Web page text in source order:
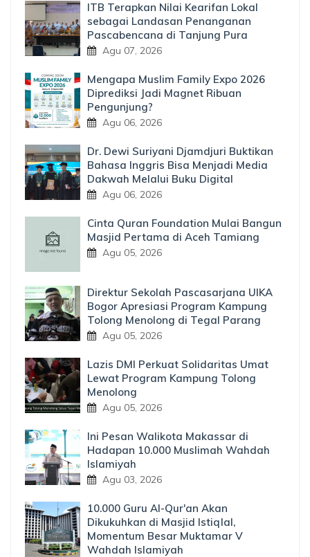
ITB Terapkan Nilai Kearifan Lokal
sebagai Landasan Penanganan
Pascabencana di Tanjung Pura
Agu 07, 2026
Mengapa Muslim Family Expo 2026
Diprediksi Jadi Magnet Ribuan
Pengunjung?
Agu 06, 2026
Dr. Dewi Suriyani Djamdjuri Buktikan
Bahasa Inggris Bisa Menjadi Media
Dakwah Melalui Buku Digital
Agu 06, 2026
Cinta Quran Foundation Mulai Bangun
Masjid Pertama di Aceh Tamiang
Agu 05, 2026
Direktur Sekolah Pascasarjana UIKA
Bogor Apresiasi Program Kampung
Tolong Menolong di Tegal Parang
Agu 05, 2026
Lazis DMI Perkuat Solidaritas Umat
Lewat Program Kampung Tolong
Menolong
Agu 05, 2026
Ini Pesan Walikota Makassar di
Hadapan 10.000 Muslimah Wahdah
Islamiyah
Agu 03, 2026
10.000 Guru Al-Qur'an Akan
Dikukuhkan di Masjid Istiqlal,
Momentum Besar Muktamar V
Wahdah Islamiyah